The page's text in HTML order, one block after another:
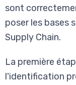
sont
poser les bases
Supply Chain.
La première
l'identification